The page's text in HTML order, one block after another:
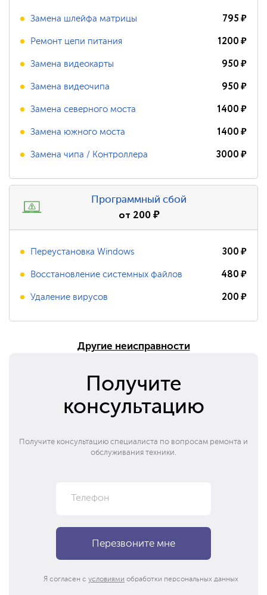
Замена шлейфа матрицы 795₽
Ремонт цепи питания 1200₽
Замена видеокарты 950₽
Замена видеочипа 950₽
Замена северного моста 1400₽
Замена южного моста 1400₽
Замена чипа / Контроллера 3000₽
Программный сбой
от 200₽
Переустановка Windows 300₽
Восстановление системных файлов 480₽
Удаление вирусов 200₽
Другие неисправности
Получите
консультацию
Получите консультацию специалиста по вопросам ремонта и
обслуживания техники.
Я согласен с условиями обработки персональных данных